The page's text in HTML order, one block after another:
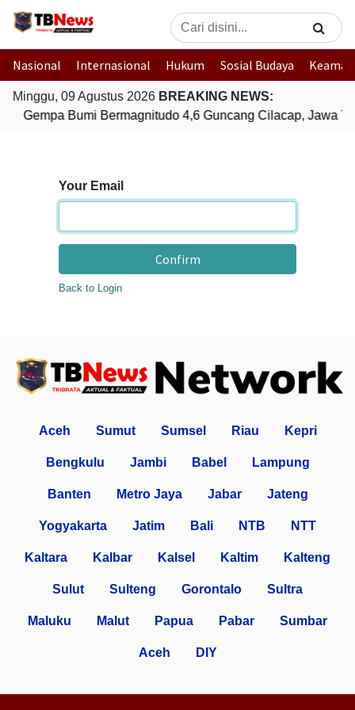
Nasional Internasional Hukum Sosial Budaya
Minggu, 09 Agustus 2026 BREAKING NEWS:
Gempa Bumi Bermagnitudo 4,6 Guncang Cilacap, Jawa
Your Email
Confirm
Back to Login
Aceh Sumut Sumsel Riau Kepri
Bengkulu Jambi Babel Lampung
Banten Metro Jaya Jabar Jateng
Yogyakarta Jatim Bali NTB NTT
Kaltara Kalbar Kalsel Kaltim Kalteng
Sulut Sulteng Gorontalo Sultra
Maluku Malut Papua Pabar Sumbar
Aceh DIY